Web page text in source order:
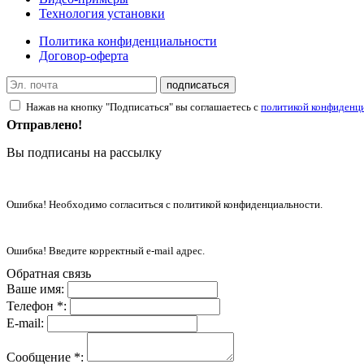
Технология установки
Политика конфиденциальности
Договор-оферта
подписаться
Нажав на кнопку "Подписаться" вы соглашаетесь с политикой
Отправлено!
Вы подписаны на рассылку
Ошибка! Необходимо согласиться с политикой конфиденциальности.
Ошибка! Введите корректный e-mail адрес.
Обратная связь
Ваше имя:
Телефон *:
E-mail:
Сообщение *: